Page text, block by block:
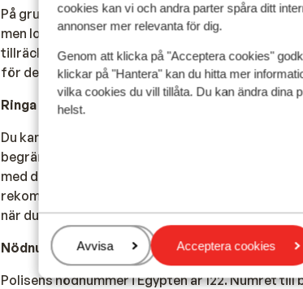
cookies kan vi och andra parter spåra ditt
annonser mer relevanta för dig.
Genom att klicka på "Acceptera cookies"
klickar på "Hantera" kan du hitta mer
vilka cookies du vill tillåta. Du kan ändra dina
helst.
Hantera
Avvisa Acceptera cookies
På grund av den kraftigt fluktuerande
men lokalt kan du helt enkelt betala för visumet i
tillräckligt med euro för detta också. På grund
för detta med euro.
Ringa telefonsamtal:
Du kan använda din mobiltelefon för att ringa
begränsar detta så mycket som möjligt på
med din operatör om detta före semestern. Vill
rekommenderar att du gör det via ett trådlöst
när du är utomlands.
Nödnummer:
Polisens nödnummer i Egypten är 122. Numret till